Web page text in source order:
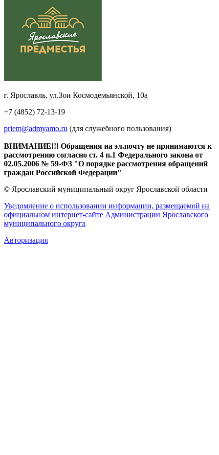
г. Ярославль, ул.Зои Космодемьянской, 10а
+7 (4852) 72-13-19
priem@admyamo.ru (для служебного пользования)
ВНИМАНИЕ!!! Обращения на эл.почту не принимаются к
рассмотрению согласно ст. 4 п.1 Федерального закона от
02.05.2006 № 59-ФЗ "О порядке рассмотрения обращений
граждан Российской Федерации"
© Ярославский муниципальный округ Ярославской области
Уведомление о использовании информации, размещаемой на
официальном интернет-сайте Администрации Ярославского
муниципального округа
Авторизация